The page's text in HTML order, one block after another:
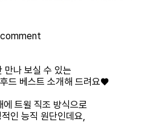
만나 보실 수 있는
드 베스트 소개해 드려요♥
에 트윌 직조 방식으로
인 능직 원단인데요,